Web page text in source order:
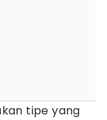
tipe yang